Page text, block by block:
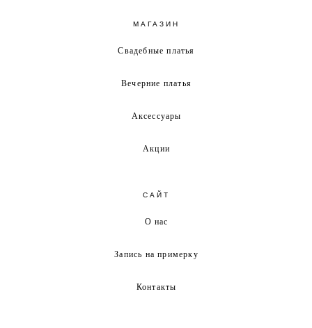
МАГАЗИН
Свадебные платья
Вечерние платья
Аксессуары
Акции
САЙТ
О нас
Запись на примерку
Контакты